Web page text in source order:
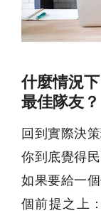
什麼情況
最佳隊友？
回到實際決
你到底覺得
如果要給一
個前提之上